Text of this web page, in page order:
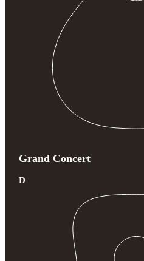
Grand Concert
D